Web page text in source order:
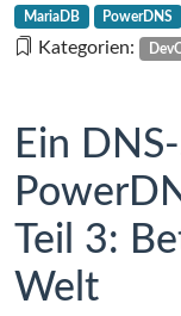
mit
Der
Server
MariaDB PowerDNS
Kategorien:
Ein
Teil 3:
Welt